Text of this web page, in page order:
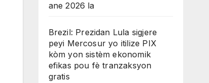
ane 2026 la
Brezil: Prezidan Lula sigjere
peyi Mercosur yo itilize PIX
kòm yon sistèm ekonomik
efikas pou fè tranzaksyon
gratis